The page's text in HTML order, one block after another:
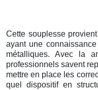
Cette souplesse
ayant une
métalliques. Avec la
professionnels savent
mettre en place les
quel dispositif en